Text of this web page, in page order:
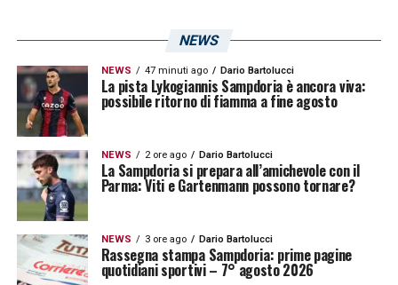
NEWS
NEWS 47 minuti ago Dario Bartolucci
La pista Lykogiannis Sampdoria è ancora viva:
possibile ritorno di fiamma a fine agosto
NEWS 2 ore ago Dario Bartolucci
La Sampdoria si prepara all’amichevole con il
Parma: Viti e Gartenmann possono tornare?
NEWS 3 ore ago Dario Bartolucci
Rassegna stampa Sampdoria: prime pagine
quotidiani sportivi – 7° agosto 2026